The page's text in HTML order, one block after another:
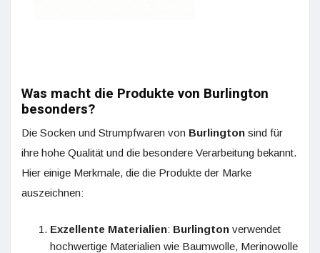
Was macht die Produkte von Burlington
besonders?
Die Socken und Strumpfwaren von Burlington sind für
ihre hohe Qualität und die besondere Verarbeitung bekannt.
Hier einige Merkmale, die die Produkte der Marke
auszeichnen:
Exzellente Materialien: Burlington verwendet
hochwertige Materialien wie Baumwolle, Merinowolle